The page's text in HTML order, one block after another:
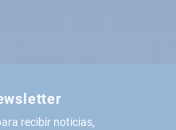
recibir noticias,